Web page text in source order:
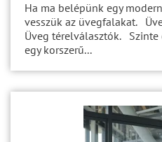
Ha ma belépünk egy
vesszük az üvegfalakat.
Üveg térelválasztók.
egy korszerű...